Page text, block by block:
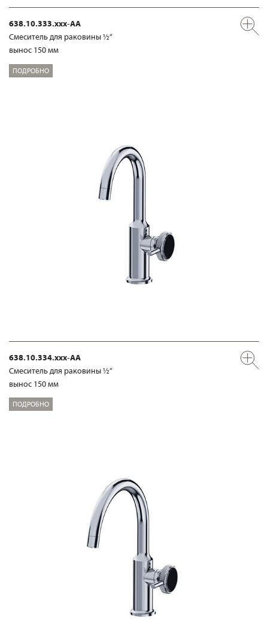
638.10.333.xxx-AA
Смеситель для раковины ½“
вынос 150 мм
ПОДРОБНО
638.10.334.xxx-AA
Смеситель для раковины ½“
вынос 150 мм
ПОДРОБНО